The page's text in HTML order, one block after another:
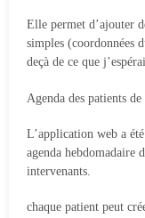
Elle permet d’ajouter
simples (coordonnées
deçà de ce que
Agenda des patients
L’application web a
agenda hebdomadaire
intervenants.
chaque patient peut